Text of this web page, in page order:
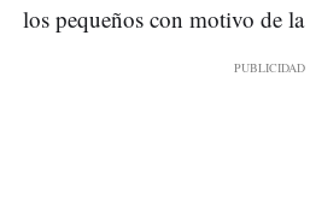
los pequeños con motivo de la